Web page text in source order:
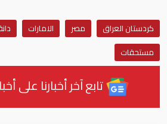
كردستان العراق مصر الامارات
مستحقات
تابع آخر أخبارنا على